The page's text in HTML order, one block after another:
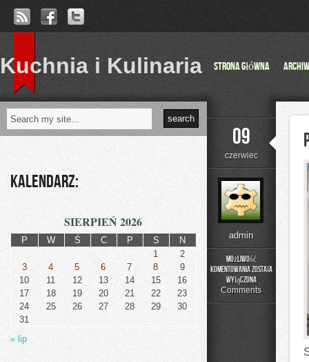
Kuchnia i Kulinaria Strona główna
09
czerwiec
admin
Możliwość
komentowania
Podstawy
Matematyki
została
wyłączona
Comments
Kalendarz:
SIERPIEŃ 2026
P W Ś C P S
N
1
2
3
4 5 6 7 8
9
10
11 12 13 14 15
16
17
18 19 20 21 22
23
24
25 26 27 28 29
30
31
« lip